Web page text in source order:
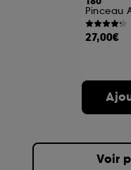
27,00€
Voir
A l'exception des
lecture de ces
choix" ci-dessous
Sephora pourra
navigation
sur "continuer sans